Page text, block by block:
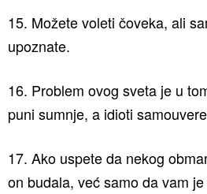
15. Možete voleti čoveka, ali
upoznate.
16. Problem ovog sveta je u
puni sumnje, a idioti
17. Ako uspete da nekog
on budala, već samo da vam